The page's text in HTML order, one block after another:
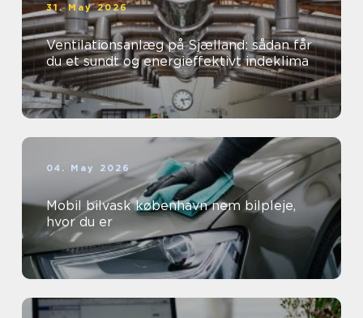
31. May 2026
Ventilationsanlæg på Sjælland: sådan får
du et sundt og energieffektivt indeklima
04. May 2026
Mobil bilvask københavn nem bilpleje,
hvor du er